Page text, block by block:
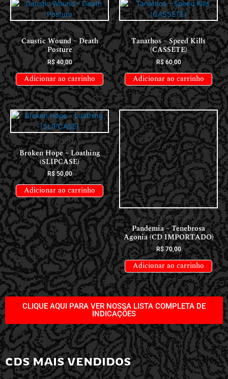
CDS NACIONAIS
Caustic Wound – Death
Posture
R$40,00
Adicionar ao carrinho
CASSETES
Tanathos – Speed Kills
(CASSETE)
R$60,00
Adicionar ao carrinho
CDS NACIONAIS
Broken Hope – Loathing
(SLIPCASE)
R$50,00
Adicionar ao carrinho
CDS INTERNACIONAIS
Pandemia – Tenebrosa
Agonia (CD IMPORTADO)
R$70,00
Adicionar ao carrinho
CLIQUE AQUI PARA VER NOSSA LISTA COMPLETA DE
INDICAÇÕES
CDS MAIS VENDIDOS